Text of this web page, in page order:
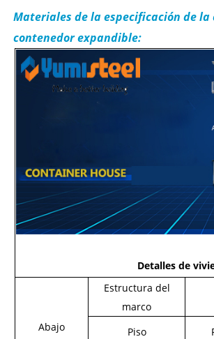
Materiales de la especificación de la
contenedor expandible:
Detalles de
Abajo
Estructura del
marco
Piso